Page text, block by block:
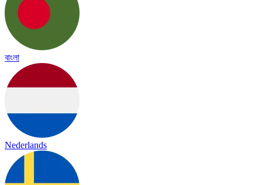
বাংলা
Nederlands